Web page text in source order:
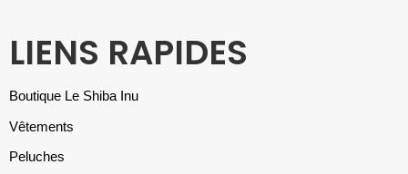
LIENS RAPIDES
Boutique Le Shiba Inu
Vêtements
Peluches